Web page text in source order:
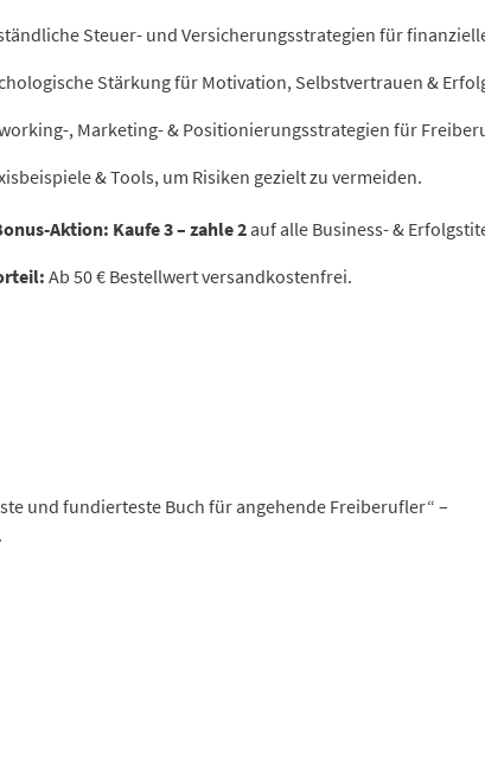
Steuer- und Versicherungsstrategien für
Stärkung für Motivation, Selbstvertrauen &
, Marketing- & Positionierungsstrategien für
& Tools, um Risiken gezielt zu vermeiden.
Aktion: Kaufe 3 – zahle 2auf alle Business- &
Ab 50 € Bestellwert versandkostenfrei.
und fundierteste Buch für angehende Freiberufler“ –